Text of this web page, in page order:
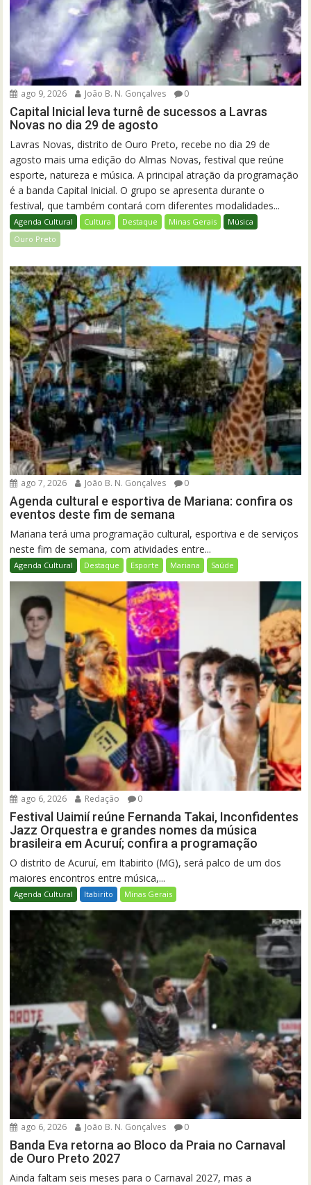
ago 9, 2026 João B. N. Gonçalves 0
Capital Inicial leva turnê de sucessos a Lavras
Novas no dia 29 de agosto
Lavras Novas, distrito de Ouro Preto, recebe no dia 29 de
agosto mais uma edição do Almas Novas, festival que reúne
esporte, natureza e música. A principal atração da programação
é a banda Capital Inicial. O grupo se apresenta durante o
festival, que também contará com diferentes modalidades...
Agenda Cultural Cultura Destaque Minas Gerais
Música
Ouro Preto
ago 7, 2026 João B. N. Gonçalves 0
Agenda cultural e esportiva de Mariana: confira os
eventos deste fim de semana
Mariana terá uma programação cultural, esportiva e de serviços
neste fim de semana, com atividades entre...
Agenda Cultural Destaque Esporte Mariana Saúde
ago 6, 2026 Redação 0
Festival Uaimií reúne Fernanda Takai, Inconfidentes
Jazz Orquestra e grandes nomes da música
brasileira em Acuruí; confira a programação
O distrito de Acuruí, em Itabirito (MG), será palco de um dos
maiores encontros entre música,...
Agenda Cultural Itabirito Minas Gerais
ago 6, 2026 João B. N. Gonçalves 0
Banda Eva retorna ao Bloco da Praia no Carnaval
de Ouro Preto 2027
Ainda faltam seis meses para o Carnaval 2027, mas a